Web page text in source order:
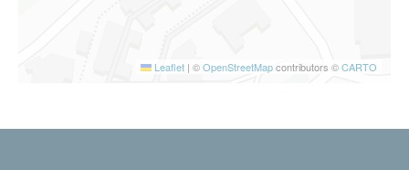
Leaflet | ©OpenStreetMapcontributors ©CARTO